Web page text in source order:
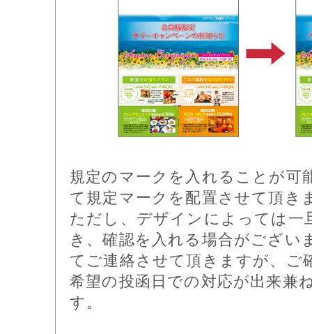
規定のマークを入れることが可
て規定マークを配置させて頂き
ただし、デザインによっては一
き、確認を入れる場合がござい
てご連絡させて頂きますが、ご
希望の投函日での対応が出来兼
す。